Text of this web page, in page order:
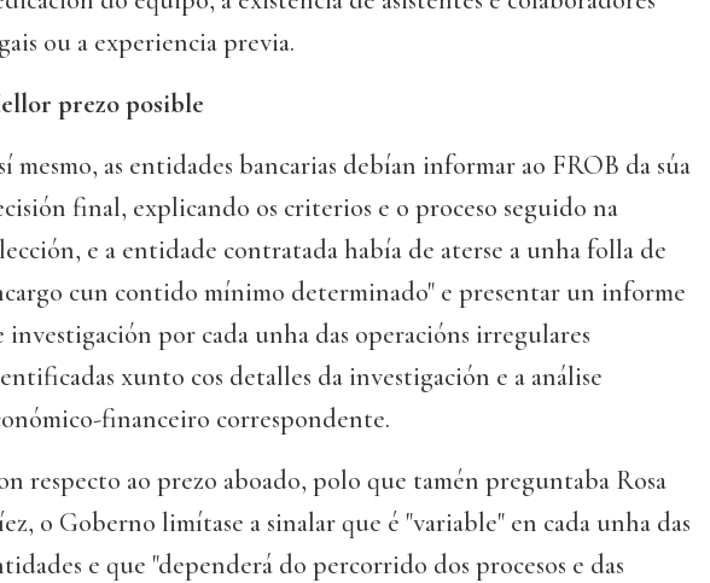
ou a experiencia previa.
prezo posible
mesmo, as entidades bancarias debían informar ao FROB da súa
final, explicando os criterios e o proceso seguido na
e a entidade contratada había de aterse a unha folla de
cun contido mínimo determinado" e presentar un informe
investigación por cada unha das operacións irregulares
xunto cos detalles da investigación e a análise
financeiro correspondente.
respecto ao prezo aboado, polo que tamén preguntaba Rosa
o Goberno limítase a sinalar que é "variable" en cada unha das
e que "dependerá do percorrido dos procesos e das